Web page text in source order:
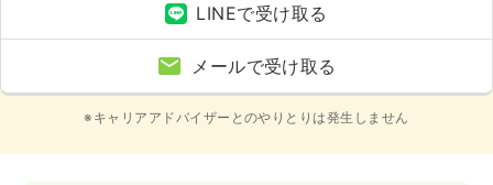
LINEで受け取る
メールで受け取る
※キャリアアドバイザーとのやりとりは発生しません